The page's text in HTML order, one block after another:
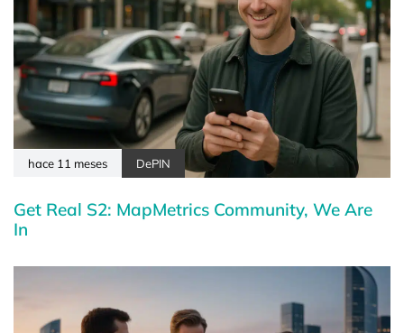
hace 11 meses DePIN
Get Real S2: MapMetrics Community, We Are
In